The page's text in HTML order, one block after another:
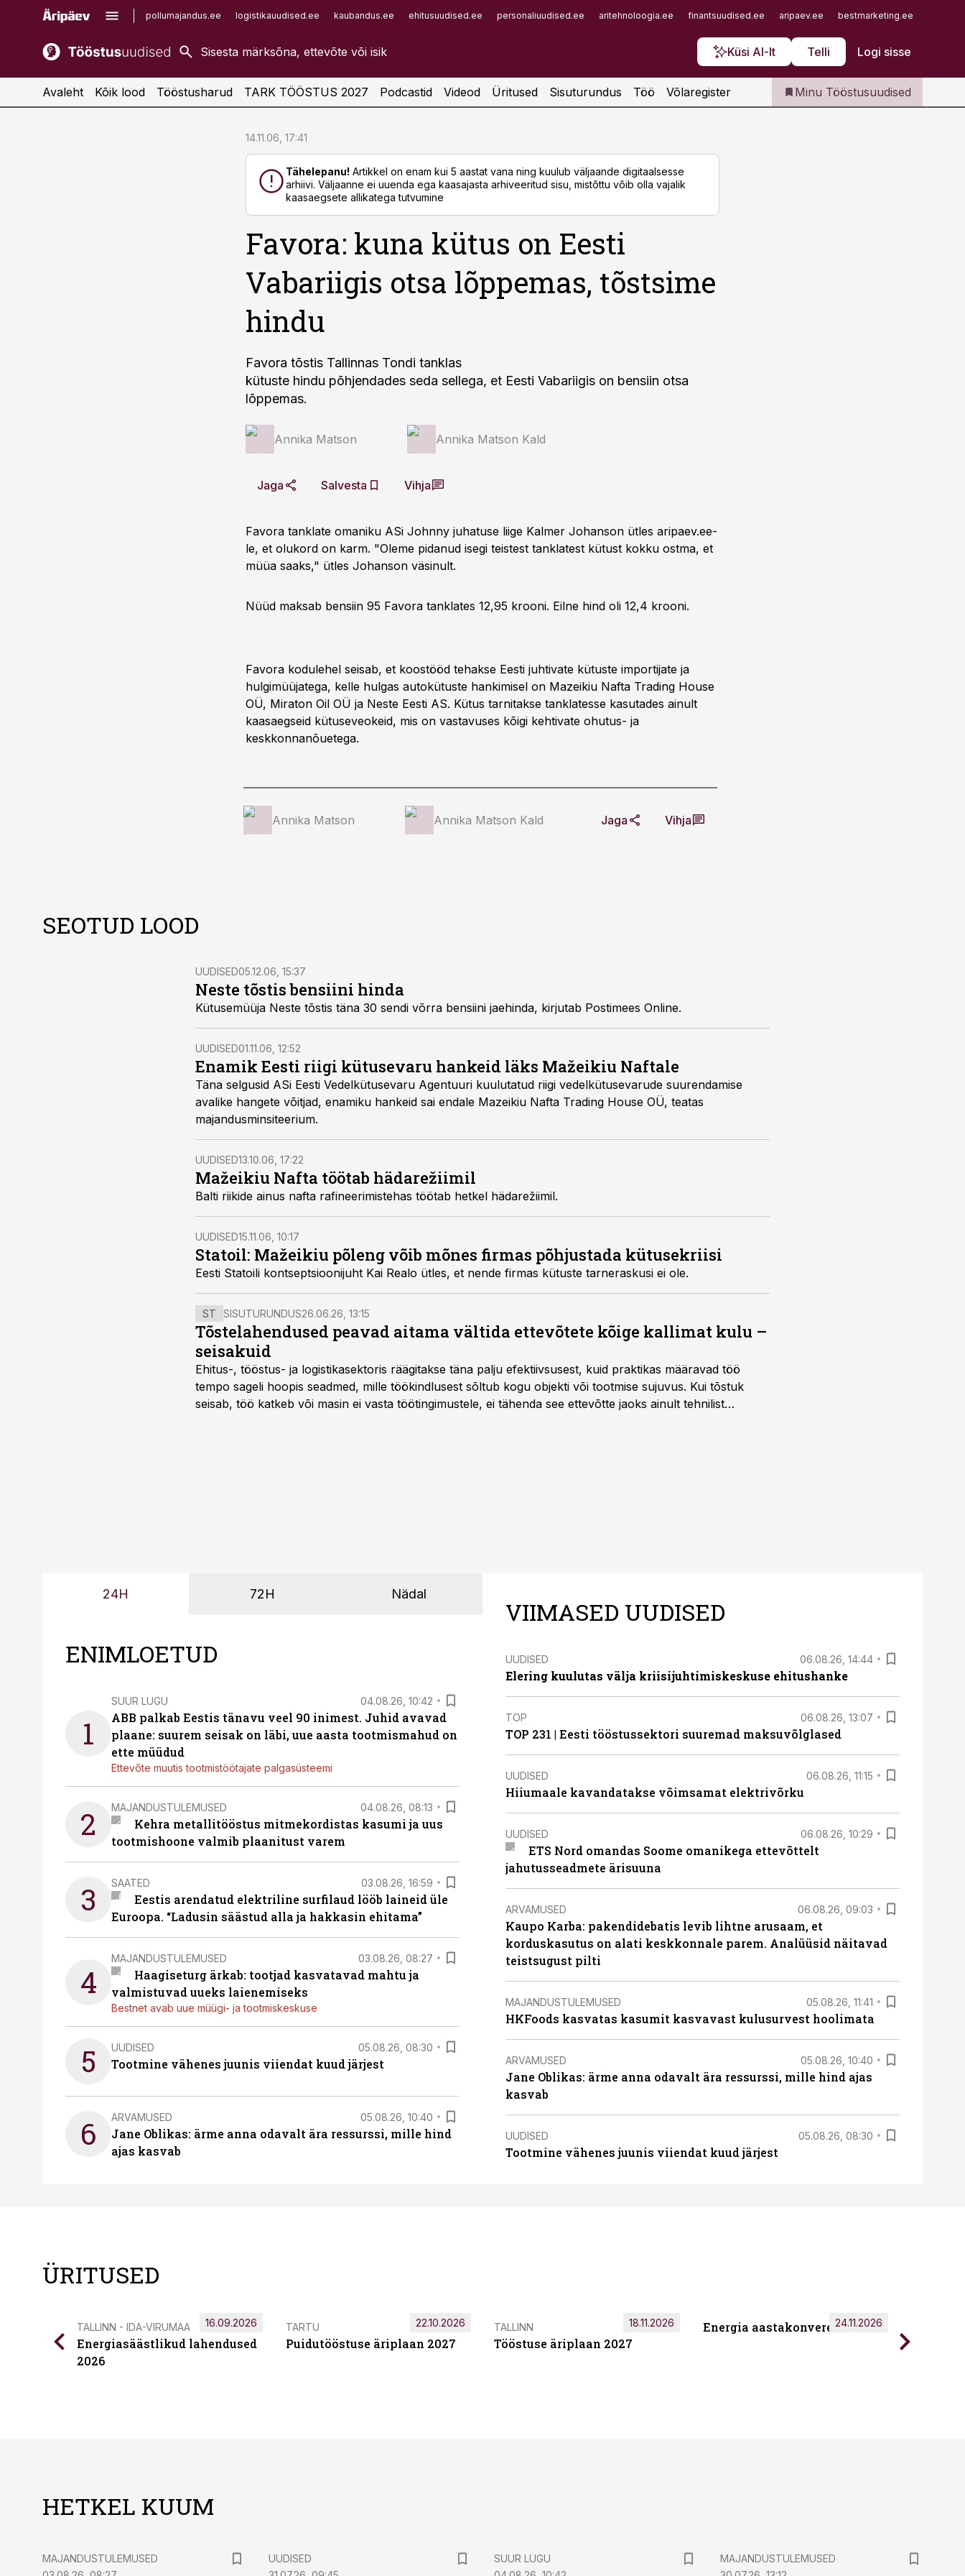
pollumajandus.ee logistikauudised.ee kaubandus.ee ehitusuudised.ee personaliuudised.ee aritehnoloogia.ee finantsuudised.ee aripaev.ee bestmarketing.ee
Küsi AI-lt Telli Logi sisse
kaubandus.ee
kinnisvarauudised.ee
imelineajalugu.ee
Infopank
Iseteenindus
Telli Tööstusuudised
Avaleht Kõik lood Tööstusharud TARK TÖÖSTUS 2027 Podcastid Videod Üritused Sisuturundus Töö Võlaregister Minu Tööstusuudised
14.11.06, 17:41
Tähelepanu! Artikkel on enam kui 5 aastat vana ning kuulub väljaande digitaalsesse
arhiivi. Väljaanne ei uuenda ega kaasajasta arhiveeritud sisu, mistõttu võib olla vajalik
kaasaegsete allikatega tutvumine
Favora: kuna kütus on Eesti
Vabariigis otsa lõppemas, tõstsime
hindu
Favora tõstis Tallinnas Tondi tanklas
kütuste hindu põhjendades seda sellega, et Eesti Vabariigis on bensiin otsa
lõppemas.
Annika Matson Annika Matson Kald
Jaga Salvesta Vihja
Favora tanklate omaniku ASi Johnny juhatuse liige Kalmer Johanson ütles aripaev.ee-
le, et olukord on karm. "Oleme pidanud isegi teistest tanklatest kütust kokku ostma, et
müüa saaks," ütles Johanson väsinult.
Nüüd maksab bensiin 95 Favora tanklates 12,95 krooni. Eilne hind oli 12,4 krooni.
Favora kodulehel seisab, et koostööd tehakse Eesti juhtivate kütuste importijate ja
hulgimüüjatega, kelle hulgas autokütuste hankimisel on Mazeikiu Nafta Trading House
OÜ, Miraton Oil OÜ ja Neste Eesti AS. Kütus tarnitakse tanklatesse kasutades ainult
kaasaegseid kütuseveokeid, mis on vastavuses kõigi kehtivate ohutus- ja
keskkonnanõuetega.
Annika Matson Annika Matson Kald Jaga Vihja
SEOTUD LOOD
UUDISED05.12.06, 15:37
Neste tõstis bensiini hinda
Kütusemüüja Neste tõstis täna 30 sendi võrra bensiini jaehinda, kirjutab Postimees Online.
UUDISED01.11.06, 12:52
Enamik Eesti riigi kütusevaru hankeid läks Mažeikiu Naftale
Täna selgusid ASi Eesti Vedelkütusevaru Agentuuri kuulutatud riigi vedelkütusevarude suurendamise
avalike hangete võitjad, enamiku hankeid sai endale Mazeikiu Nafta Trading House OÜ, teatas
majandusminsiteerium.
UUDISED13.10.06, 17:22
Mažeikiu Nafta töötab hädarežiimil
Balti riikide ainus nafta rafineerimistehas töötab hetkel hädarežiimil.
UUDISED15.11.06, 10:17
Statoil: Mažeikiu põleng võib mõnes firmas põhjustada kütusekriisi
Eesti Statoili kontseptsioonijuht Kai Realo ütles, et nende firmas kütuste tarneraskusi ei ole.
ST SISUTURUNDUS26.06.26, 13:15
Tõstelahendused peavad aitama vältida ettevõtete kõige kallimat kulu –
seisakuid
Ehitus-, tööstus- ja logistikasektoris räägitakse täna palju efektiivsusest, kuid praktikas määravad töö
tempo sageli hoopis seadmed, mille töökindlusest sõltub kogu objekti või tootmise sujuvus. Kui tõstuk
seisab, töö katkeb või masin ei vasta töötingimustele, ei tähenda see ettevõtte jaoks ainult tehnilist
24H 72H Nädal
ENIMLOETUD
1
SUUR LUGU 04.08.26, 10:42
ABB palkab Eestis tänavu veel 90 inimest. Juhid avavad
plaane: suurem seisak on läbi, uue aasta tootmismahud on
ette müüdud
Ettevõte muutis tootmistöötajate palgasüsteemi
2 MAJANDUSTULEMUSED 04.08.26, 08:13
Kehra metallitööstus mitmekordistas kasumi ja uus
tootmishoone valmib plaanitust varem
3 SAATED 03.08.26, 16:59
Eestis arendatud elektriline surfilaud lööb laineid üle
Euroopa. “Ladusin säästud alla ja hakkasin ehitama”
4
MAJANDUSTULEMUSED 03.08.26, 08:27
Haagiseturg ärkab: tootjad kasvatavad mahtu ja
valmistuvad uueks laienemiseks
Bestnet avab uue müügi- ja tootmiskeskuse
5 UUDISED 05.08.26, 08:30
Tootmine vähenes juunis viiendat kuud järjest
6 ARVAMUSED 05.08.26, 10:40
Jane Oblikas: ärme anna odavalt ära ressurssi, mille hind
ajas kasvab
VIIMASED UUDISED
UUDISED 06.08.26, 14:44
Elering kuulutas välja kriisijuhtimiskeskuse ehitushanke
TOP 06.08.26, 13:07
TOP 231 | Eesti tööstussektori suuremad maksuvõlglased
UUDISED 06.08.26, 11:15
Hiiumaale kavandatakse võimsamat elektrivõrku
UUDISED 06.08.26, 10:29
ETS Nord omandas Soome omanikega ettevõttelt
jahutusseadmete ärisuuna
ARVAMUSED 06.08.26, 09:03
Kaupo Karba: pakendidebatis levib lihtne arusaam, et
korduskasutus on alati keskkonnale parem. Analüüsid näitavad
teistsugust pilti
MAJANDUSTULEMUSED 05.08.26, 11:41
HKFoods kasvatas kasumit kasvavast kulusurvest hoolimata
ARVAMUSED 05.08.26, 10:40
Jane Oblikas: ärme anna odavalt ära ressurssi, mille hind ajas
kasvab
UUDISED 05.08.26, 08:30
Tootmine vähenes juunis viiendat kuud järjest
ÜRITUSED
TALLINN - IDA-VIRUMAA
Energiasäästlikud lahendused
2026
16.09.2026 TARTU
Puidutööstuse äriplaan 2027
22.10.2026 TALLINN
Tööstuse äriplaan 2027
18.11.2026 Energia aastakonverents 2026
24.11.2026
HETKEL KUUM
MAJANDUSTULEMUSED
UUDISED
SUUR LUGU
MAJANDUSTULEMUSED